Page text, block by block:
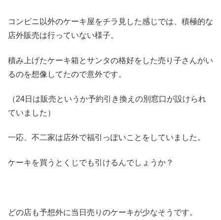
コンビニ以外のケーキ屋をチラ見した感じでは、積極的な
店外販売は行っていない様子。
積み上げたケーキ箱とサンタの格好をした売り子さんがい
るのを想像してたので意外です。
（24日は販売というか予約引き換えの別窓口が設けられ
ていました）
一応、不二家は店外で福引っぽいことをしていました。
ケーキを買うとくじでも引けるんでしょうか？
どの店も予想外に当日売りのケーキが少なそうです。